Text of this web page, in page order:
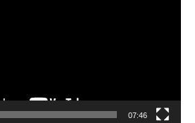
07:46